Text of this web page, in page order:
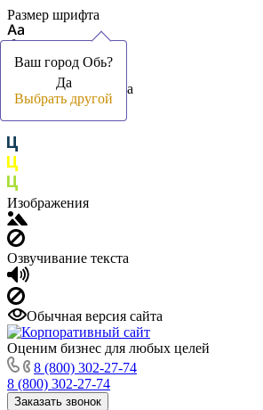
Размер шрифта
Цвет фона и шрифта
Изображения
Озвучивание текста
Обычная версия сайта
Оценим бизнес для любых целей
8 (800) 302-27-74
8 (800) 302-27-74
Заказать звонок
Ваш город Обь?
Да
Выбрать другой
Ваш город Обь?
Да
Выбрать другой